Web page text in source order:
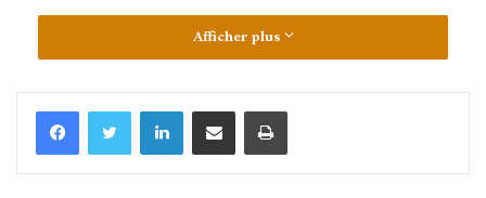
Afficher plus
Linkedin Partager par email Imprimer